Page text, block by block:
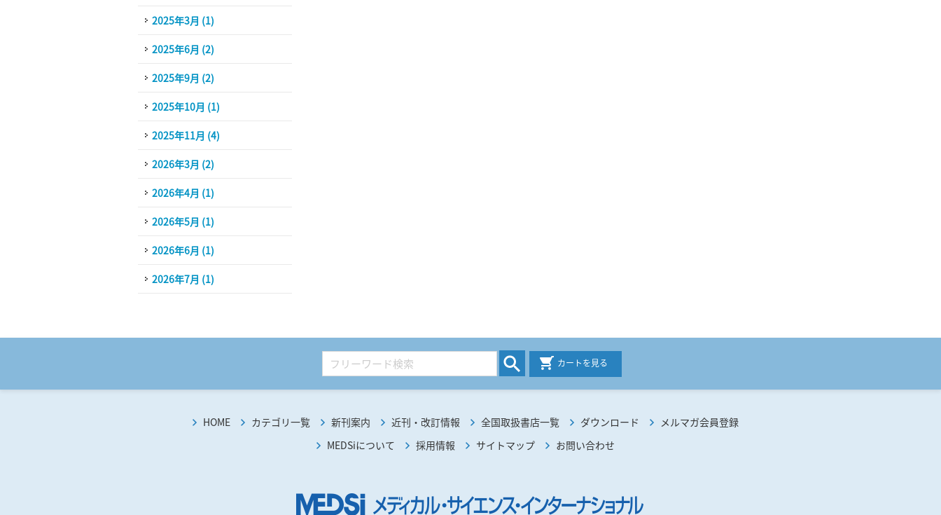
2025年3月 (1)
2025年6月 (2)
2025年9月 (2)
2025年10月 (1)
2025年11月 (4)
2026年3月 (2)
2026年4月 (1)
2026年5月 (1)
2026年6月 (1)
2026年7月 (1)
カートを見る
HOME カテゴリ一覧 新刊案内 近刊・改訂情報 全国取扱書店一覧 ダウンロード
メルマガ会員登録
MEDSiについて
採用情報 サイトマップ お問い合わせ